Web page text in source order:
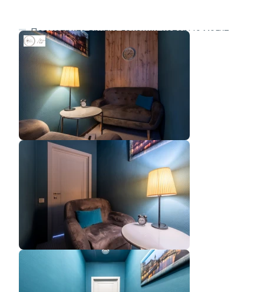
Посмотрите другие локации, которые могут
подходить под ваш запрос